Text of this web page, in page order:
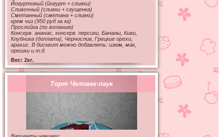
Йогуртовый (йогурт + сливки)
Сливочный (сливки + сгущенка)
Сметанный (сметана + сливки)
крем чиз (950 руб за кг)
Прослойка (по желанию)
Консерв. ананас, консерв. персики, Бананы, Киви,
Клубника (доплата), Чернослив, Грецкие орехи,
арахис. В бисквит можно добавлять: изюм, мак,
орешки и т.д.
Вес: 2кг.
Торт Человек-паук